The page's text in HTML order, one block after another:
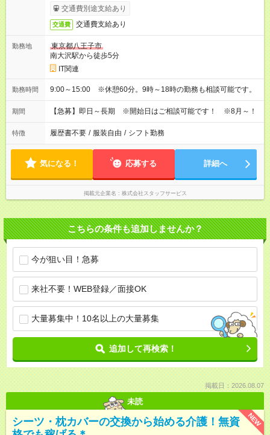
交通費別途支給あり
交通費 交通費支給あり
勤務地
東京都八王子市
南大沢駅から徒歩5分
IT関連
勤務時間 9:00～15:00 ※休憩60分。9時～18時の勤務も相談可能です。
期間 【急募】即日～長期 ※開始日はご相談可能です！ ※8月～！
特徴 履歴書不要 / 服装自由 / シフト勤務
気になる！ 応募する 詳細へ
掲載元企業名 株式会社スタッフサービス
こちらの条件も追加しませんか？
今が狙い目！急募
来社不要！WEB登録／面接OK
大量募集中！10名以上の大量募集
追加して再検索！
掲載日：2026.08.07
未読
NEW
シーツ・枕カバーの交換から始める介護！無資